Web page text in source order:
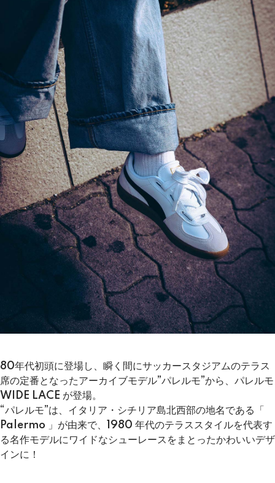
80年代初頭に登場し、瞬く間にサッカースタジアムのテラス
席の定番となったアーカイブモデル”パレルモ”から、パレルモ
WIDE LACE が登場。
“パレルモ”は、イタリア・シチリア島北西部の地名である「
Palermo 」が由来で、1980 年代のテラススタイルを代表す
る名作モデルにワイドなシューレースをまとったかわいいデザ
インに！